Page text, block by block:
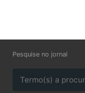
Pesquise no jornal